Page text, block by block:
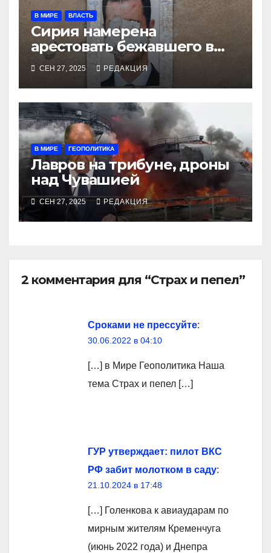
В МИРЕ ВЛАСТЬ
Сирия намерена
арестовать бежавшего в
Москву экс-диктатора
СЕН 27, 2025 РЕДАКЦИЯ
В МИРЕ ГЕОПОЛИТИКА
Лавров на трибуне, дроны
над Чувашией
СЕН 27, 2025 РЕДАКЦИЯ
2 комментария для “Страх и пепел”
Сроками не прессуйте:
30.06.2022 в 04:10
[…] в Мире Геополитика Наша
тема Страх и пепел […]
ГУР утверждает: пилот ВКС
РФ забит молотком в саду:
21.10.2024 в 17:48
[…] Голенкова к авиаударам по
мирным жителям Кременчуга
(июнь 2022 года) и Днепра